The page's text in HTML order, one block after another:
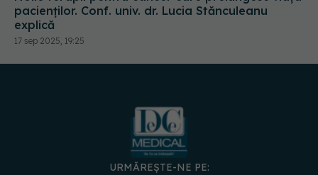
17 sep 2025, 19:25
URMĂREȘTE-NE PE: